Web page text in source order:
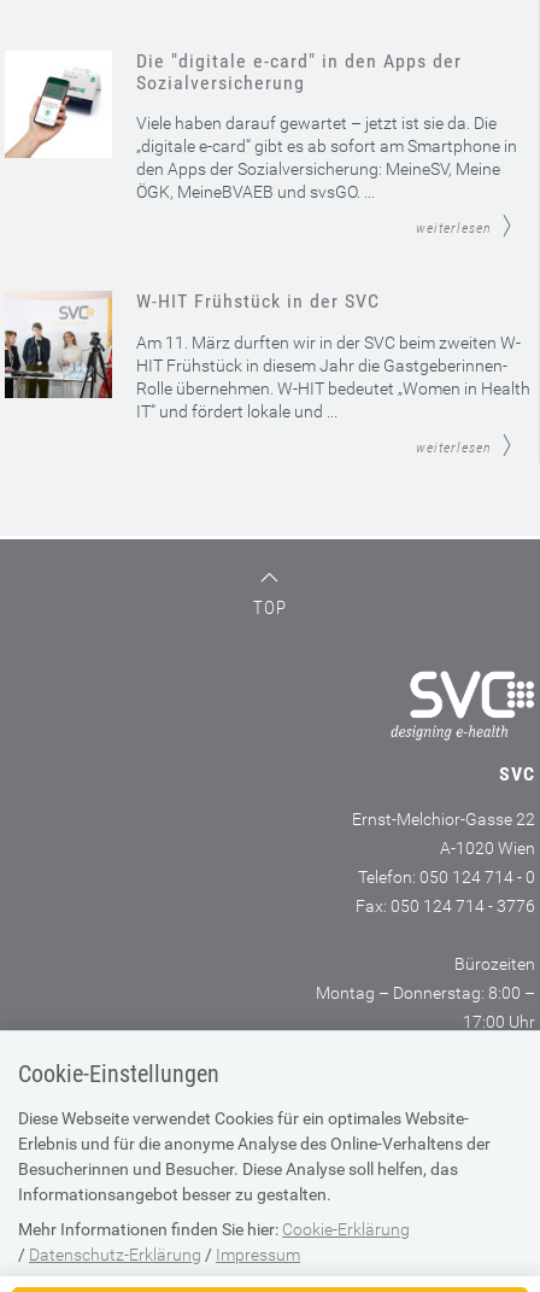
Cookie-Einstellungen
Diese Webseite verwendet Cookies für ein optimales Website-
Erlebnis und für die anonyme Analyse des Online-Verhaltens der
Besucherinnen und Besucher. Diese Analyse soll helfen, das
Informationsangebot besser zu gestalten.
Mehr Informationen finden Sie hier: Cookie-Erklärung
/ Datenschutz-Erklärung / Impressum
Die "digitale e-card" in den Apps der
Sozialversicherung
Viele haben darauf gewartet – jetzt ist sie da. Die
„digitale e-card“ gibt es ab sofort am Smartphone in
den Apps der Sozialversicherung: MeineSV, Meine
ÖGK, MeineBVAEB und svsGO. ...
weiterlesen
W-HIT Frühstück in der SVC
Am 11. März durften wir in der SVC beim zweiten W-
HIT Frühstück in diesem Jahr die Gastgeberinnen-
Rolle übernehmen. W-HIT bedeutet „Women in Health
IT“ und fördert lokale und ...
weiterlesen
TOP
SVC
Ernst-Melchior-Gasse 22
A-1020 Wien
Telefon: 050 124 714 - 0
Fax: 050 124 714 - 3776
Bürozeiten
Montag – Donnerstag: 8:00 –
17:00 Uhr
SV-TRÄGER SV-PARTNER
KONTAKT ANFAHRTSPLAN